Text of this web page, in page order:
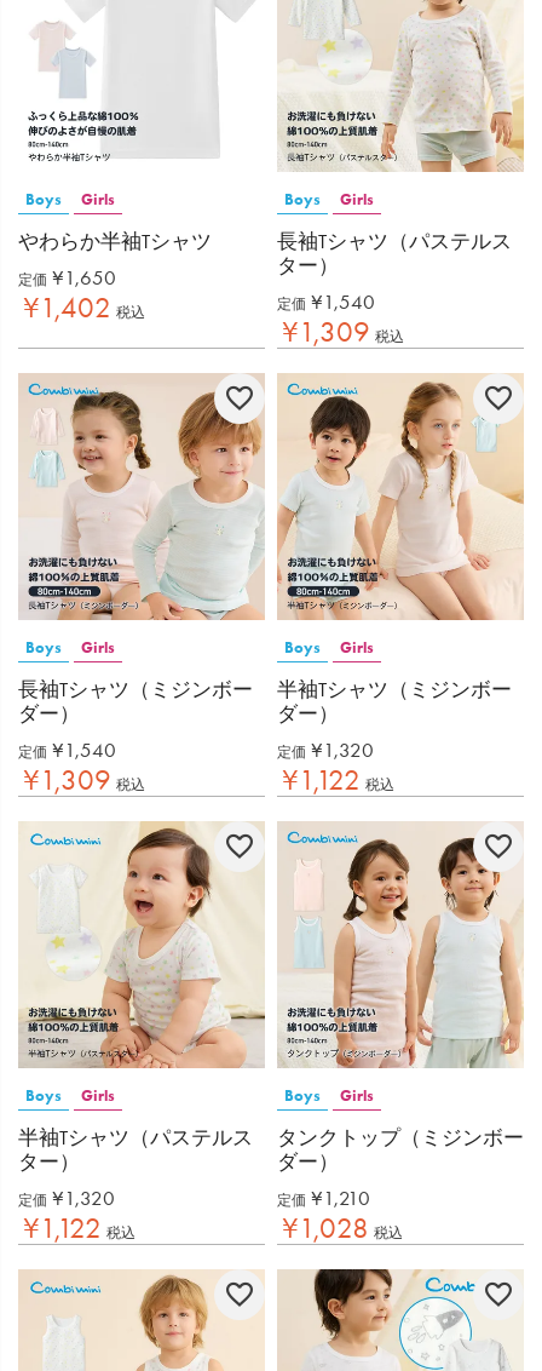
Boys Girls
やわらか半袖Tシャツ
定価 ¥ 1,650
¥1,402 税込
Boys Girls
長袖Tシャツ（パステルス
ター）
定価 ¥ 1,540
¥1,309 税込
Boys Girls
長袖Tシャツ（ミジンボー
ダー）
定価 ¥ 1,540
¥1,309 税込
Boys Girls
半袖Tシャツ（ミジンボー
ダー）
定価 ¥ 1,320
¥1,122 税込
Boys Girls
半袖Tシャツ（パステルス
ター）
定価 ¥ 1,320
¥1,122 税込
Boys Girls
タンクトップ（ミジンボー
ダー）
定価 ¥ 1,210
¥1,028 税込